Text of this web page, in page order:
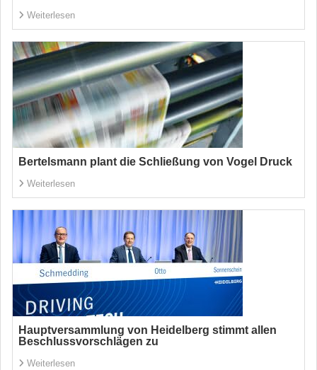
Weiterlesen
Bertelsmann plant die Schließung von Vogel Druck
Weiterlesen
Hauptversammlung von Heidelberg stimmt allen
Beschlussvorschlägen zu
Weiterlesen